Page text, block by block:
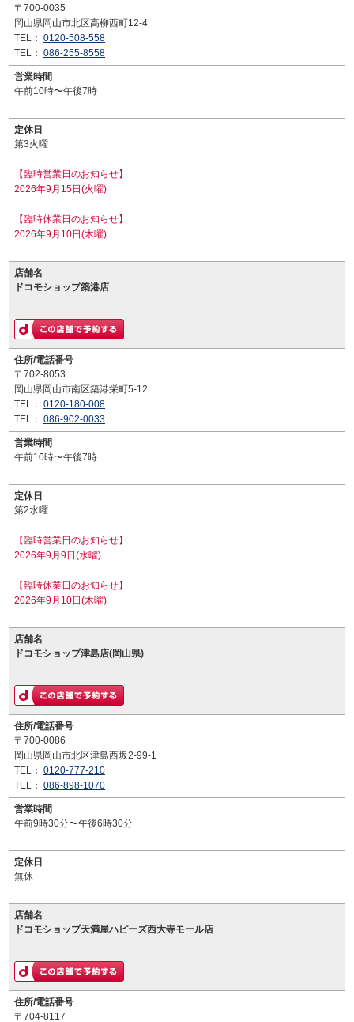
〒700-0035
岡山県岡山市北区高柳西町12-4
TEL： 0120-508-558
TEL： 086-255-8558
営業時間
午前10時〜午後7時
定休日
第3火曜
【臨時営業日のお知らせ】
2026年9月15日(火曜)
【臨時休業日のお知らせ】
2026年9月10日(木曜)
店舗名
ドコモショップ築港店
住所/電話番号
〒702-8053
岡山県岡山市南区築港栄町5-12
TEL： 0120-180-008
TEL： 086-902-0033
営業時間
午前10時〜午後7時
定休日
第2水曜
【臨時営業日のお知らせ】
2026年9月9日(水曜)
【臨時休業日のお知らせ】
2026年9月10日(木曜)
店舗名
ドコモショップ津島店(岡山県)
住所/電話番号
〒700-0086
岡山県岡山市北区津島西坂2-99-1
TEL： 0120-777-210
TEL： 086-898-1070
営業時間
午前9時30分〜午後6時30分
定休日
無休
店舗名
ドコモショップ天満屋ハピーズ西大寺モール店
住所/電話番号
〒704-8117